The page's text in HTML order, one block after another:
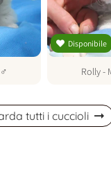
♂
Disponibile
Rolly-
tutti i cuccioli